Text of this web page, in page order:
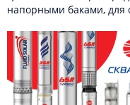
напорными баками, для